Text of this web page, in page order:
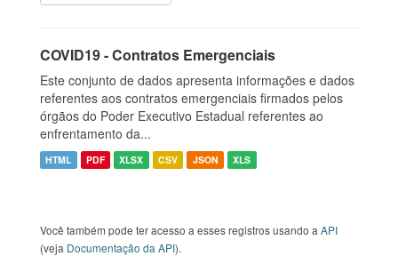
COVID19 - Contratos Emergenciais
Este conjunto de dados apresenta informações e dados
referentes aos contratos emergenciais firmados pelos
órgãos do Poder Executivo Estadual referentes ao
enfrentamento da...
HTML PDF XLSX CSV JSON XLS
Você também pode ter acesso a esses registros usando a API
(veja Documentação da API).